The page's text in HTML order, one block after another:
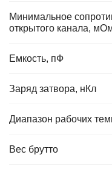
Минимальное
открытого канала,
Емкость, пФ
Заряд затвора, нКл
Диапазон рабочих
Вес брутто